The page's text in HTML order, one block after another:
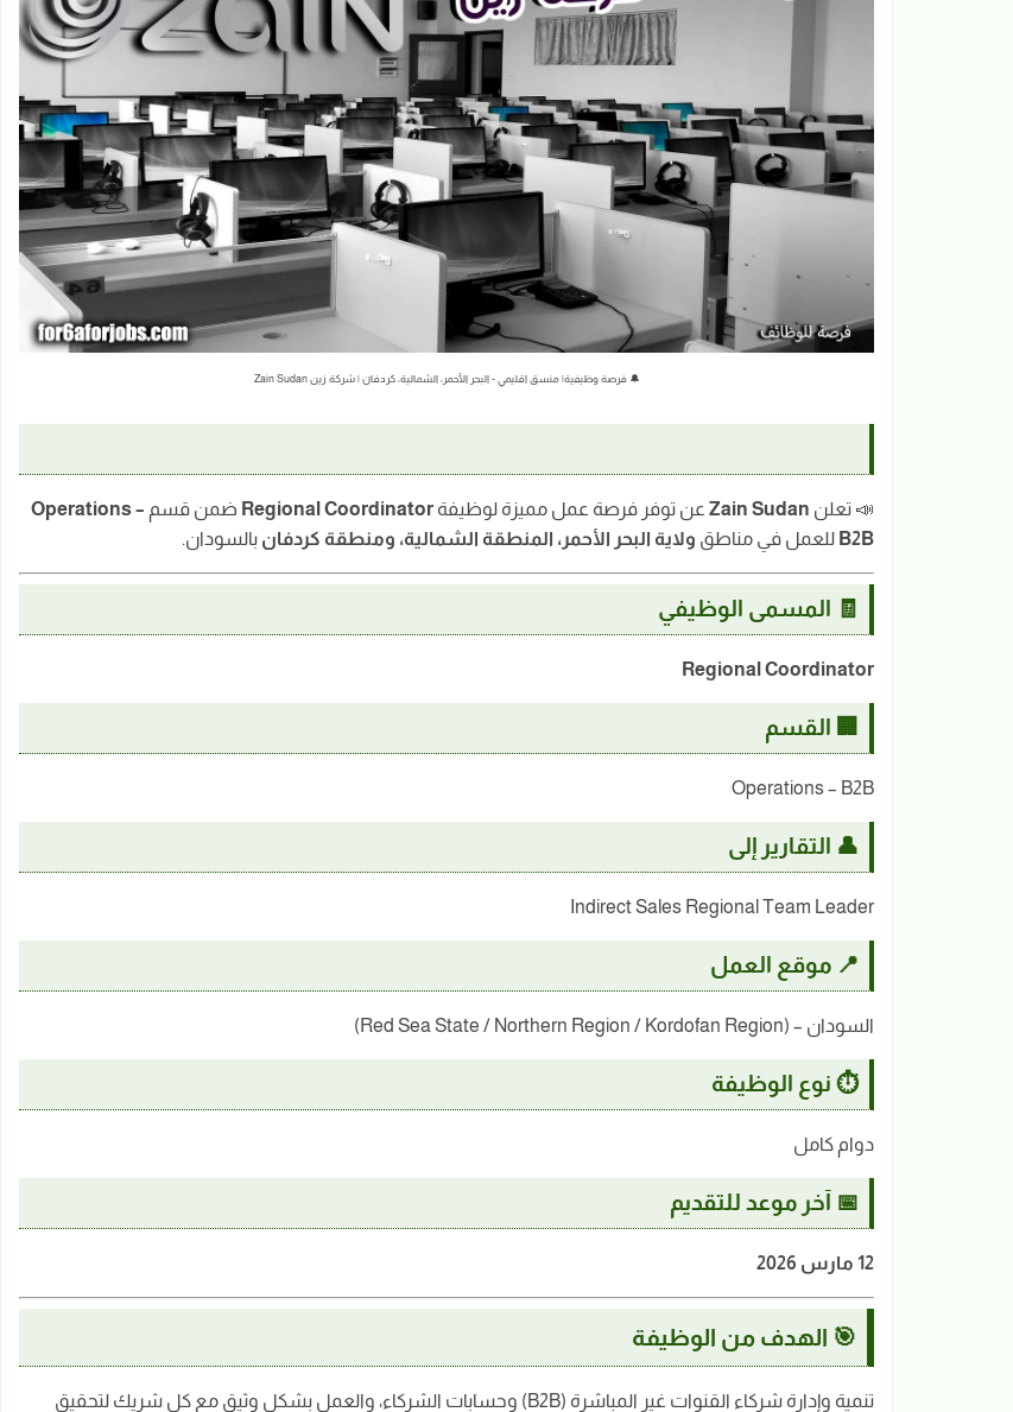
🔔 فرصة وظيفية| منسق اقليمي - البحر الأحمر، الشمالية، كردفان | شركة زين Zain Sudan
📣 تعلن Zain Sudanعن توفر فرصة عمل مميزة لوظيفة Regional Coordinator ضمن قسم Operations –
B2B للعمل في مناطق ولاية البحر الأحمر، المنطقة الشمالية، ومنطقة كردفان بالسودان.
🧾 المسمى الوظيفي
Regional Coordinator
🏢 القسم
Operations – B2B
👤 التقارير إلى
Indirect Sales Regional Team Leader
📍 موقع العمل
السودان – (Red Sea State / Northern Region / Kordofan Region)
⏱️ نوع الوظيفة
دوام كامل
📅 آخر موعد للتقديم
12 مارس 2026
🎯 الهدف من الوظيفة
تنمية وإدارة شركاء القنوات غير المباشرة (B2B) وحسابات الشركاء، والعمل بشكل وثيق مع كل شريك لتحقيق